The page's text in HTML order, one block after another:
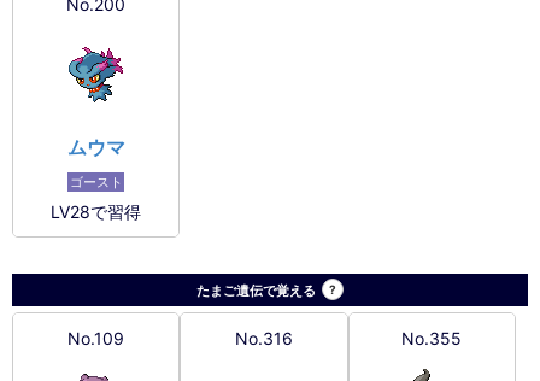
No.200
ムウマ
ゴースト
LV28で習得
たまご遺伝で覚える ?
No.109 No.316 No.355